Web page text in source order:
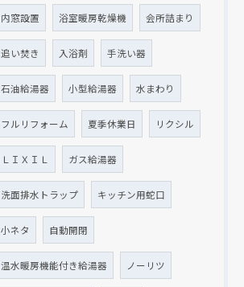
内窓設置 浴室暖房乾燥機 会所詰まり
追い焚き 入浴剤 手洗い器
石油給湯器 小型給湯器 水まわり
フルリフォーム 夏季休業日 リクシル
ＬＩＸＩＬ ガス給湯器
洗面排水トラップ キッチン用蛇口
小ネタ 自動開閉
温水暖房機能付き給湯器 ノーリツ